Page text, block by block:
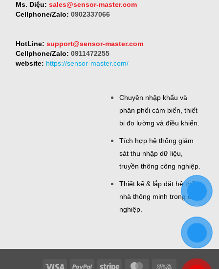
Ms. Diệu: sales@sensor-master.com
Cellphone/Zalo: 0902337066
HotLine: support@sensor-master.com
Cellphone/Zalo: 0911472255
website: https://sensor-master.com/
Chuyên nhập khẩu và
phân phối cảm biến, thiết
bị đo lường và điều khiển.
Tích hợp hệ thống giám
sát thu nhập dữ liệu,
truyền thông công nghiệp.
Thiết kế & lắp đặt hệ thống
nhà thông minh trong công
nghiệp.
Visa PayPal Stripe MasterCardCash